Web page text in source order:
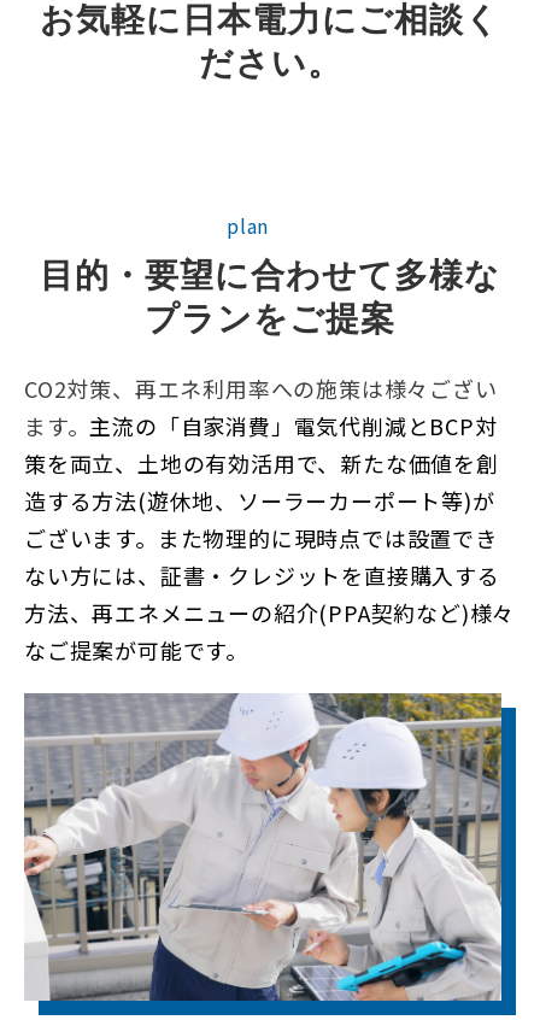
お気軽に日本電力にご相談く
ださい。
plan
目的・要望に合わせて多様な
プランをご提案
CO2対策、再エネ利用率への施策は様々ござい
ます。主流の「自家消費」電気代削減とBCP対
策を両立、土地の有効活用で、新たな価値を創
造する方法(遊休地、ソーラーカーポート等)が
ございます。また物理的に現時点では設置でき
ない方には、証書・クレジットを直接購入する
方法、再エネメニューの紹介(PPA契約など)様々
なご提案が可能です。